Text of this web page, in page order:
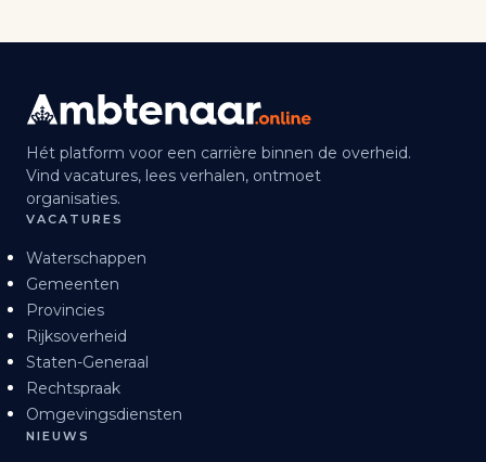
Hét platform voor een carrière binnen de overheid.
Vind vacatures, lees verhalen, ontmoet
organisaties.
VACATURES
Waterschappen
Gemeenten
Provincies
Rijksoverheid
Staten-Generaal
Rechtspraak
Omgevingsdiensten
NIEUWS